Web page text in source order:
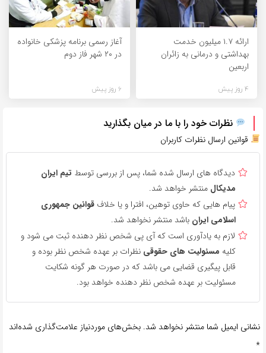
ارائه ۱.۷ میلیون خدمت
بهداشتی و درمانی به زائران
اربعین
4 روز پیش
آغاز رسمی برنامه پزشکی خانواده
در ۲۰ شهر فاز دوم
6 روز پیش
نظرات خود را با ما در میان بگذارید
قوانین ارسال نظرات کاربران
دیدگاه های ارسال شده شما، پس از بررسی توسط تیم ایران
مدیکال منتشر خواهد شد.
پیام هایی که حاوی توهین، افترا و یا خلاف قوانین جمهوری
اسلامی ایران باشد منتشر نخواهد شد.
لازم به یادآوری است که آی پی شخص نظر دهنده ثبت می شود و
کلیه مسئولیت های حقوقی نظرات بر عهده شخص نظر بوده و
قابل پیگیری قضایی می باشد که در صورت هر گونه شکایت
مسئولیت بر عهده شخص نظر دهنده خواهد بود.
نشانی ایمیل شما منتشر نخواهد شد. بخش‌های موردنیاز علامت‌گذاری شده‌اند
*